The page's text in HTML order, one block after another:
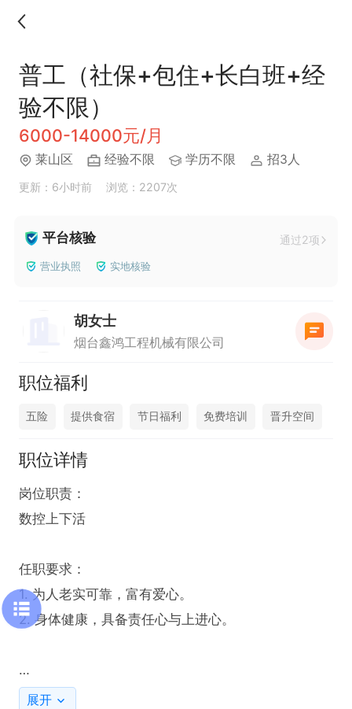
普工（社保+包住+长白班+经
验不限）
6000-14000元/月
莱山区 经验不限 学历不限 招3人
更新：6小时前 浏览：2207次
平台核验 通过2项
营业执照 实地核验
胡女士
烟台鑫鸿工程机械有限公司
职位福利
五险 提供食宿 节日福利 免费培训 晋升空间
职位详情
岗位职责：
数控上下活
任职要求：
1. 为人老实可靠，富有爱心。
2. 身体健康，具备责任心与上进心。
工作时间：长白班
展开